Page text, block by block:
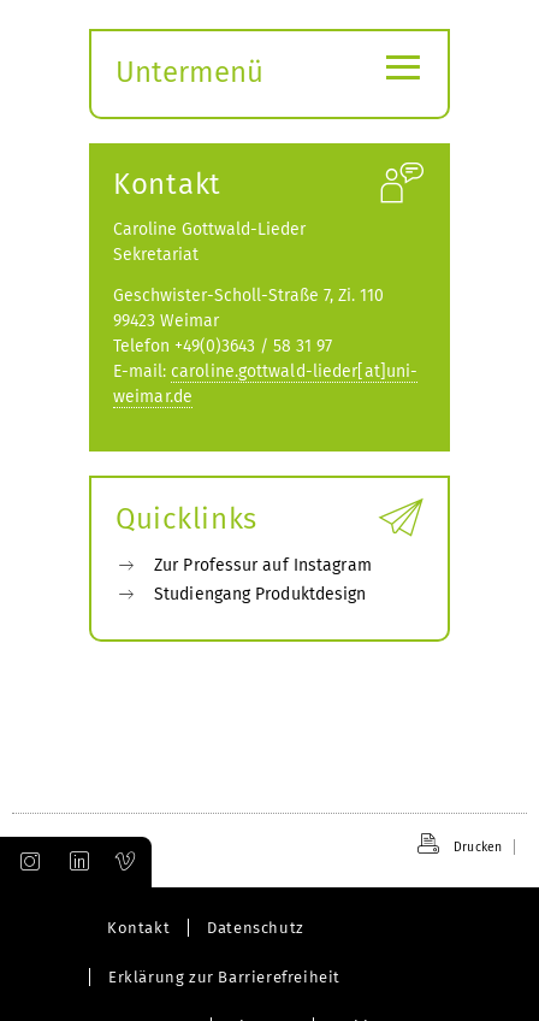
Untermenü
öffnen
≡
Kontakt
Caroline Gottwald-Lieder
Sekretariat
Geschwister-Scholl-Straße 7, Zi. 110
99423 Weimar
Telefon +49(0)3643 / 58 31 97
E-mail: caroline.gottwald-lieder[at]uni-
weimar.de
Quicklinks
Zur Professur auf Instagram
Studiengang Produktdesign
Drucken
Kontakt Datenschutz
Erklärung zur Barrierefreiheit